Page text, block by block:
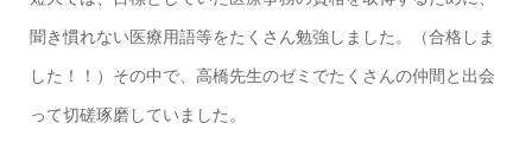
聞き慣れない医療用語等をたくさん勉強しました。（合格しま
した！！）その中で、高橋先生のゼミでたくさんの仲間と出会
って切磋琢磨していました。